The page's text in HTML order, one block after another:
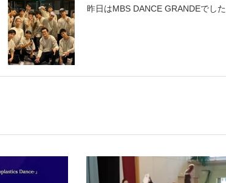
昨日はMBS DANCE GRANDEでした